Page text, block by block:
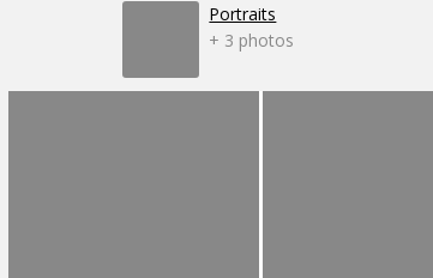
Portraits
+ 3 photos